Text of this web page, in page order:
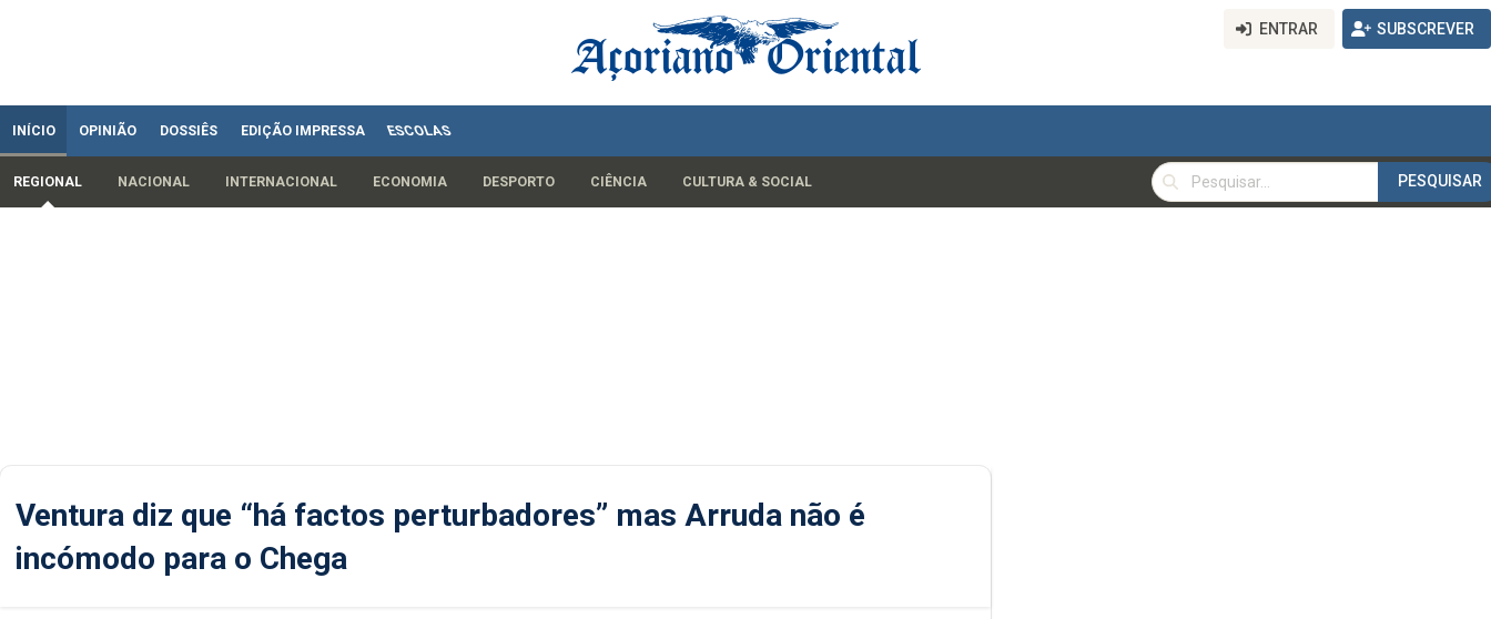
ENTRAR SUBSCREVER
INÍCIO OPINIÃO DOSSIÊS EDIÇÃO IMPRESSA ESCOLAS
REGIONAL NACIONAL INTERNACIONAL ECONOMIA DESPORTO CIÊNCIA CULTURA & SOCIAL
PESQUISAR
PESQUISAR
Ventura diz que “há factos perturbadores” mas Arruda não é
incómodo para o Chega